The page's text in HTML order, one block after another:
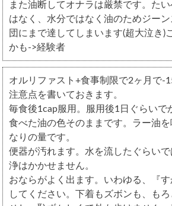
また油断してオナラは厳禁です。た
はなく、水分ではなく油のためジー
団にまで達してしまいます(超大泣き)
かも->経験者
オルリファスト+食事制限で2ヶ月で-
注意点を書いておきます。
毎食後1cap服用。服用後1日ぐらいで
食べた油の色そのままです。ラー油
なりの量です。
便器が汚れます。水を流したぐらい
浄はかかせません。
おならがよく出ます。いわゆる、『
してください。下着もズボンも、も